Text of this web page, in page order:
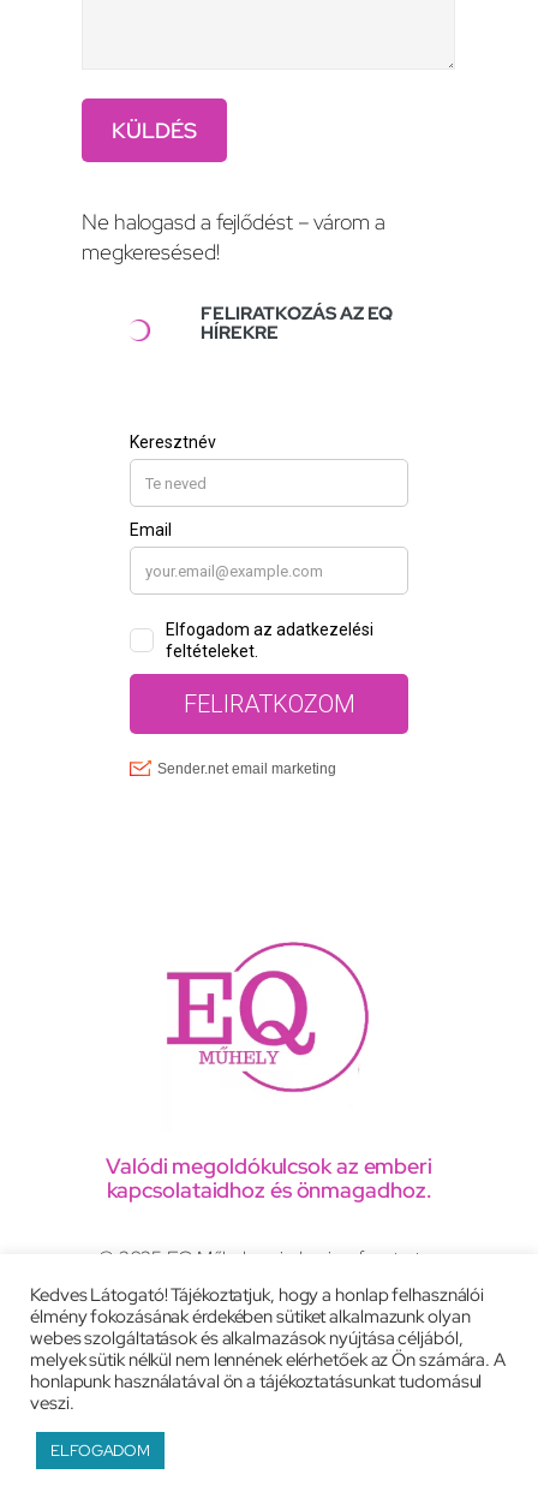
Ne halogasd a fejlődést – várom a
megkeresésed!
FELIRATKOZÁS AZ EQ
HÍREKRE
Valódi megoldókulcsok az emberi
kapcsolataidhoz és önmagadhoz.
© 2025 EQ Műhely, minden jog fenntartva
Adatkezelési tájékoztató
Általános szerződési feltételek Impresszum
Weboldal:peac.eu
Kedves Látogató! Tájékoztatjuk, hogy a honlap felhasználói
élmény fokozásának érdekében sütiket alkalmazunk olyan
webes szolgáltatások és alkalmazások nyújtása céljából,
melyek sütik nélkül nem lennének elérhetőek az Ön számára. A
honlapunk használatával ön a tájékoztatásunkat tudomásul
veszi.
ELFOGADOM